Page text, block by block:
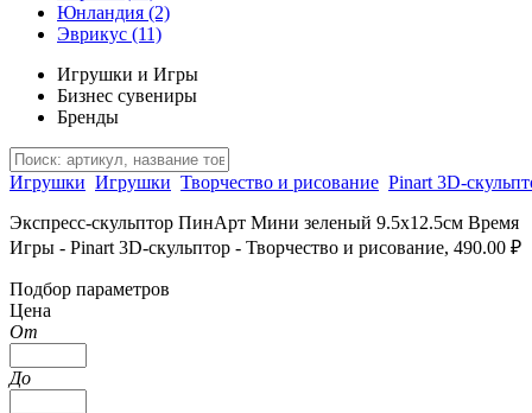
Юнландия (2)
Эврикус (11)
Игрушки и Игры
Бизнес сувениры
Бренды
Игрушки Игрушки Творчество и рисование Pinart 3D-
Экспресс-скульптор ПинАрт Мини зеленый 9.5х12.5см Время
Игры - Pinart 3D-скульптор - Творчество и рисование, 490.00 ₽
Подбор параметров
Цена
От
До